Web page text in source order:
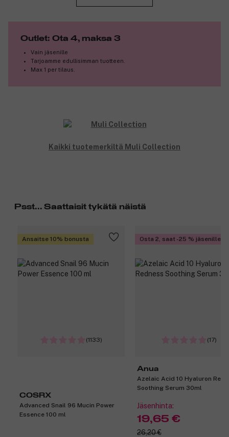
Nikkelitön.
Tuotenumero: 3323150
Outlet: Ota 4, maksa 3
Vain jäsenille
Tarjoamme edullisimman tuotteen.
Max 1 per tilaus.
Kaikki tuotemerkiltä Muli Collection
Psst... Saattaisit tykätä näistä
Ansaitse 10% bonusta
(1133)
COSRX
Advanced Snail 96 Mucin Power
Essence 100 ml
Osta 2, saat -25 % jäsenille
(17)
Anua
Azelaic Acid 10 Hyaluron
Soothing Serum 30ml
Jäsenhinta:
19,65 €
26,20 €